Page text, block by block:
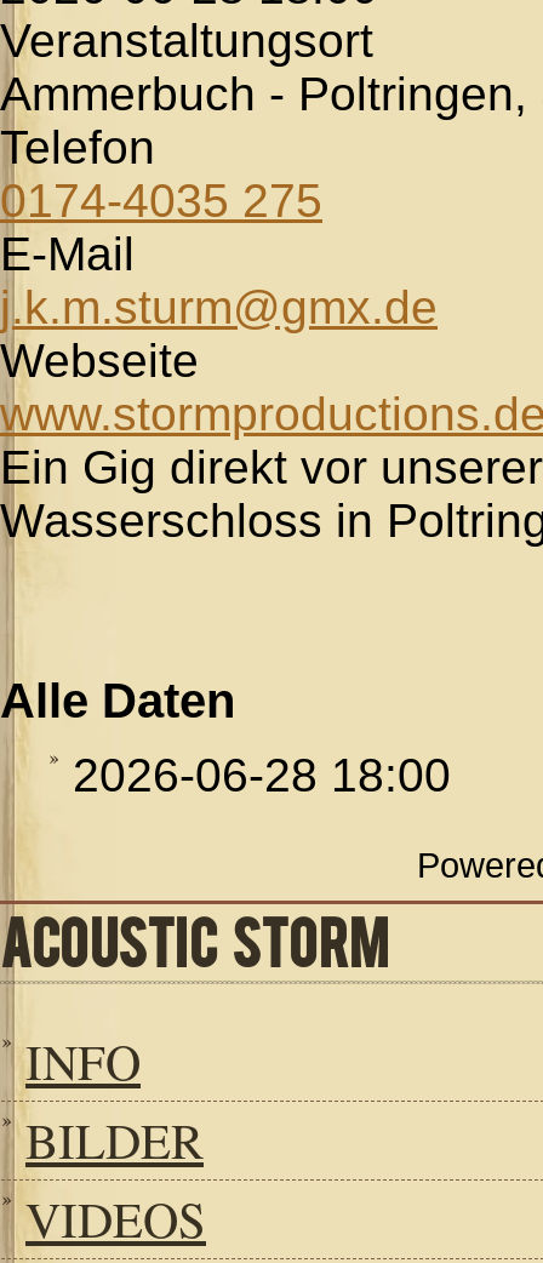
Veranstaltungsort
Ammerbuch -
Telefon
0174-4035 275
E-Mail
j.k.m.sturm@gmx.de
Webseite
Ein Gig direkt vor
Wasserschloss in
Alle Daten
2026-06-28 18:00
ACOUSTIC STORM
INFO
BILDER
VIDEOS